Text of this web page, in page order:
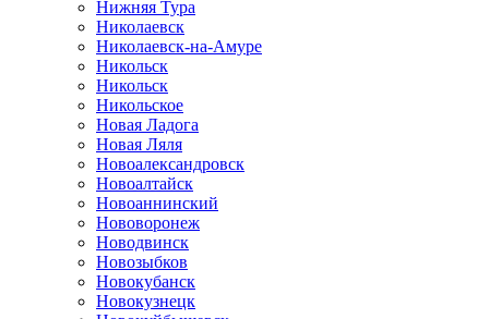
Нижняя Тура
Николаевск
Николаевск-на-Амуре
Никольск
Никольск
Никольское
Новая Ладога
Новая Ляля
Новоалександровск
Новоалтайск
Новоаннинский
Нововоронеж
Новодвинск
Новозыбков
Новокубанск
Новокузнецк